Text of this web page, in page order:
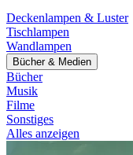
Deckenlampen & Luster
Tischlampen
Wandlampen
Bücher & Medien
Bücher
Musik
Filme
Sonstiges
Alles anzeigen